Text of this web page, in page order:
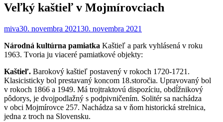
Veľký kaštieľ v Mojmírovciach
miva30. novembra 202130. novembra 2021
Národná kultúrna pamiatka Kaštieľ a park vyhlásená v roku
1963. Tvoria ju viaceré pamiatkové objekty:
Kaštieľ. Barokový kaštieľ postavený v rokoch 1720-1721.
Klasicisticky bol prestavaný koncom 18.storočia. Upravovaný bol
v rokoch 1866 a 1949. Má trojtraktovú dispozíciu, obdĺžnikový
pôdorys, je dvojpodlažný s podpivničením. Solitér sa nachádza
v obci Mojmírovce 257. Nachádza sa v ňom historická strelnica,
jedna z troch na Slovensku.